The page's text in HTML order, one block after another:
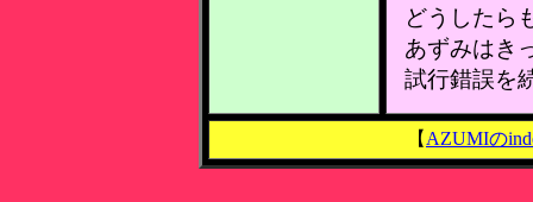
どうしたら
あずみはき
試行錯誤を
【 AZUMIの